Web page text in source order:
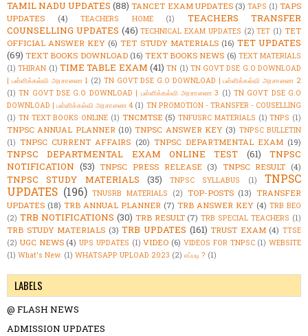
TAMIL NADU UPDATES (88) TANCET EXAM UPDATES (3) TAPS (1) TAPS
UPDATES
(4) TEACHERS HOME (1)
TEACHERS TRANSFER
COUNSELLING UPDATES (46) TECHNICAL EXAM UPDATES (2) TET (1) TET
OFFICIAL ANSWER KEY (6) TET STUDY MATERIALS (16) TET UPDATES
(69) TEXT BOOKS DOWNLOAD (16) TEXT BOOKS NEWS (6) TEXT MATERIALS
(1) THIRAN (1) TIME TABLE EXAM (41) TN (1) TN GOVT DSE G.O DOWNLOAD
| பள்ளிக்கல்வி அரசாணை 1 (2) TN GOVT DSE G.O DOWNLOAD | பள்ளிக்கல்வி அரசாணை 2
(1) TN GOVT DSE G.O DOWNLOAD | பள்ளிக்கல்வி அரசாணை 3 (1) TN GOVT DSE G.O
DOWNLOAD | பள்ளிக்கல்வி அரசாணை 4 (1) TN PROMOTION - TRANSFER - COUSELLING
(1) TN TEXT BOOKS ONLINE (1) TNCMTSE (5) TNFUSRC MATERIALS (1) TNPS (1)
TNPSC ANNUAL PLANNER (10) TNPSC ANSWER KEY (3) TNPSC BULLETIN
(1) TNPSC CURRENT AFFAIRS (20) TNPSC DEPARTMENTAL EXAM (19)
TNPSC DEPARTMENTAL EXAM ONLINE TEST (61)
TNPSC
NOTIFICATION (53) TNPSC PRESS RELEASE (3) TNPSC RESULT (4)
TNPSC STUDY MATERIALS (35) TNPSC SYLLABUS (1)
TNPSC
UPDATES (196) TNUSRB MATERIALS (2) TOP-POSTS (13) TRANSFER
UPDATES (18) TRB ANNUAL PLANNER (7) TRB ANSWER KEY (4) TRB BEO
(2) TRB NOTIFICATIONS (30) TRB RESULT (7) TRB SPECIAL TEACHERS (1)
TRB STUDY MATERIALS (3) TRB UPDATES (161) TRUST EXAM (4) TTSE
(2) UGC NEWS (4) UPS UPDATES (1) VIDEO (6) VIDEOS FOR TNPSC (1) WEBSITE
(1) What's New. (1) WHATSAPP UPLOAD 2023 (2) எப்படி ? (1)
LABELS
@ FLASH NEWS
ADMISSION UPDATES